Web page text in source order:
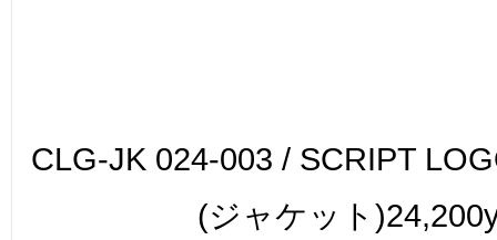
CLG-JK 024-003 / SCRIPT
(ジャケット